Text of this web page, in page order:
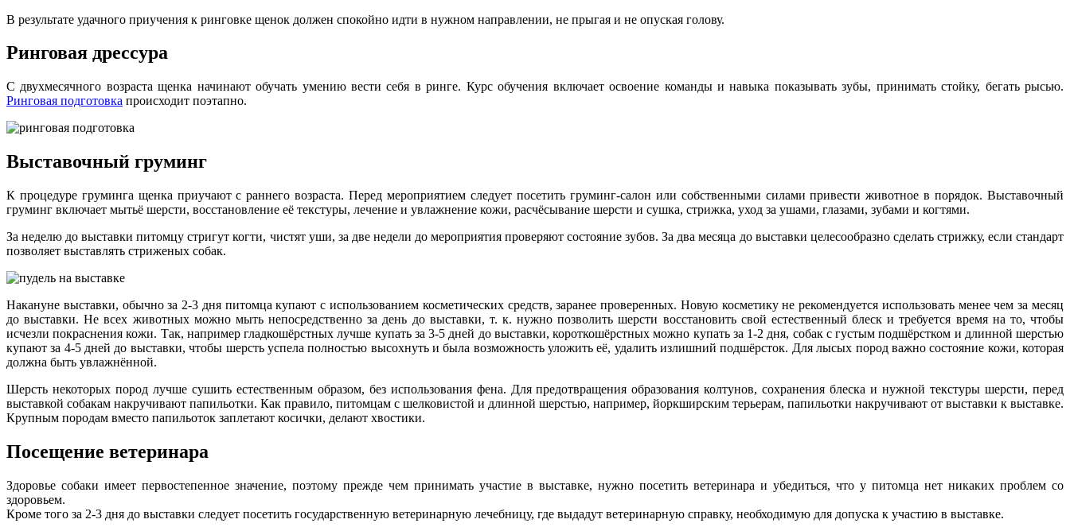
В результате удачного приучения к ринговке щенок должен спокойно идти в нужном направлении, не прыгая и не опуская голову.
Ринговая дрессура
С двухмесячного возраста щенка начинают обучать умению вести себя в ринге. Курс обучения включает освоение команды и навыка показывать зубы, принимать стойку, бегать рысью.
Ринговая подготовка происходит поэтапно.
Выставочный груминг
К процедуре груминга щенка приучают с раннего возраста. Перед мероприятием следует посетить груминг-салон или собственными силами привести животное в порядок. Выставочный
груминг включает мытьё шерсти, восстановление её текстуры, лечение и увлажнение кожи, расчёсывание шерсти и сушка, стрижка, уход за ушами, глазами, зубами и когтями.
За неделю до выставки питомцу стригут когти, чистят уши, за две недели до мероприятия проверяют состояние зубов. За два месяца до выставки целесообразно сделать стрижку, если стандарт
позволяет выставлять стриженых собак.
Накануне выставки, обычно за 2-3 дня питомца купают с использованием косметических средств, заранее проверенных. Новую косметику не рекомендуется использовать менее чем за месяц
до выставки. Не всех животных можно мыть непосредственно за день до выставки, т. к. нужно позволить шерсти восстановить свой естественный блеск и требуется время на то, чтобы
исчезли покраснения кожи. Так, например гладкошёрстных лучше купать за 3-5 дней до выставки, короткошёрстных можно купать за 1-2 дня, собак с густым подшёрстком и длинной шерстью
купают за 4-5 дней до выставки, чтобы шерсть успела полностью высохнуть и была возможность уложить её, удалить излишний подшёрсток. Для лысых пород важно состояние кожи, которая
должна быть увлажнённой.
Шерсть некоторых пород лучше сушить естественным образом, без использования фена. Для предотвращения образования колтунов, сохранения блеска и нужной текстуры шерсти, перед
выставкой собакам накручивают папильотки. Как правило, питомцам с шелковистой и длинной шерстью, например, йоркширским терьерам, папильотки накручивают от выставки к выставке.
Крупным породам вместо папильоток заплетают косички, делают хвостики.
Посещение ветеринара
Здоровье собаки имеет первостепенное значение, поэтому прежде чем принимать участие в выставке, нужно посетить ветеринара и убедиться, что у питомца нет никаких проблем со
здоровьем.
Кроме того за 2-3 дня до выставки следует посетить государственную ветеринарную лечебницу, где выдадут ветеринарную справку, необходимую для допуска к участию в выставке.